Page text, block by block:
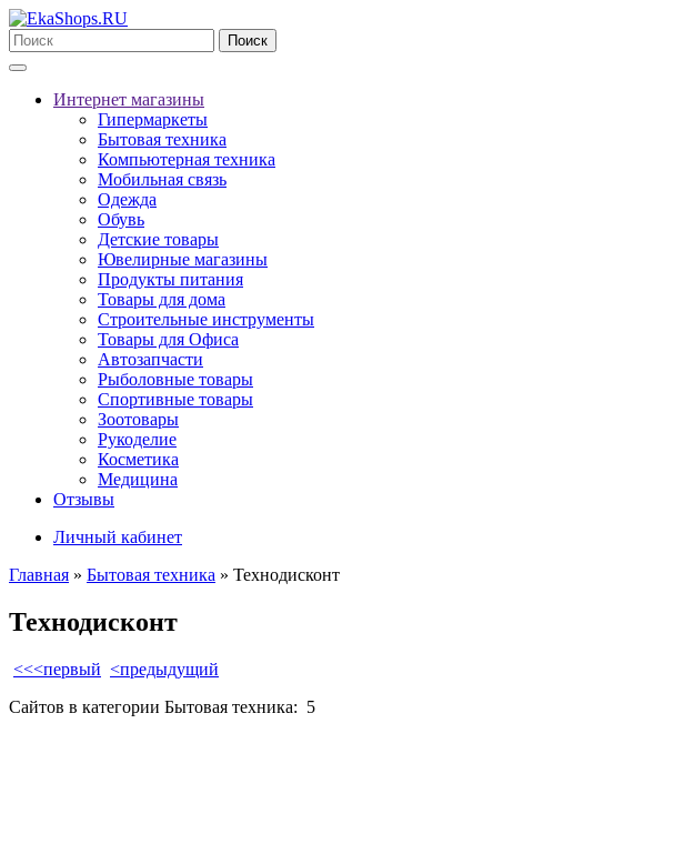
Поиск
Интернет магазины
Гипермаркеты
Бытовая техника
Компьютерная техника
Мобильная связь
Одежда
Обувь
Детские товары
Ювелирные магазины
Продукты питания
Товары для дома
Строительные инструменты
Товары для Офиса
Автозапчасти
Рыболовные товары
Спортивные товары
Зоотовары
Рукоделие
Косметика
Медицина
Отзывы
Личный кабинет
Главная » Бытовая техника » Технодисконт
Технодисконт
<<<первый <предыдущий
Сайтов в категории Бытовая техника: 5